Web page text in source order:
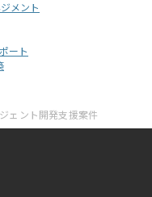
メント
ート
ジェント開発支援案件